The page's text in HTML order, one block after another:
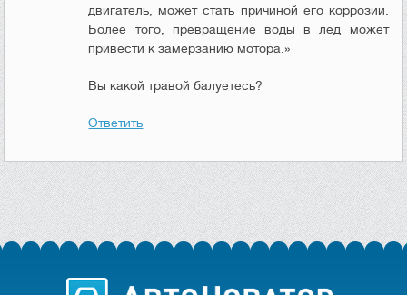
двигатель, может стать причиной его коррозии.
Более того, превращение воды в лёд может
привести к замерзанию мотора.»
Вы какой травой балуетесь?
Ответить